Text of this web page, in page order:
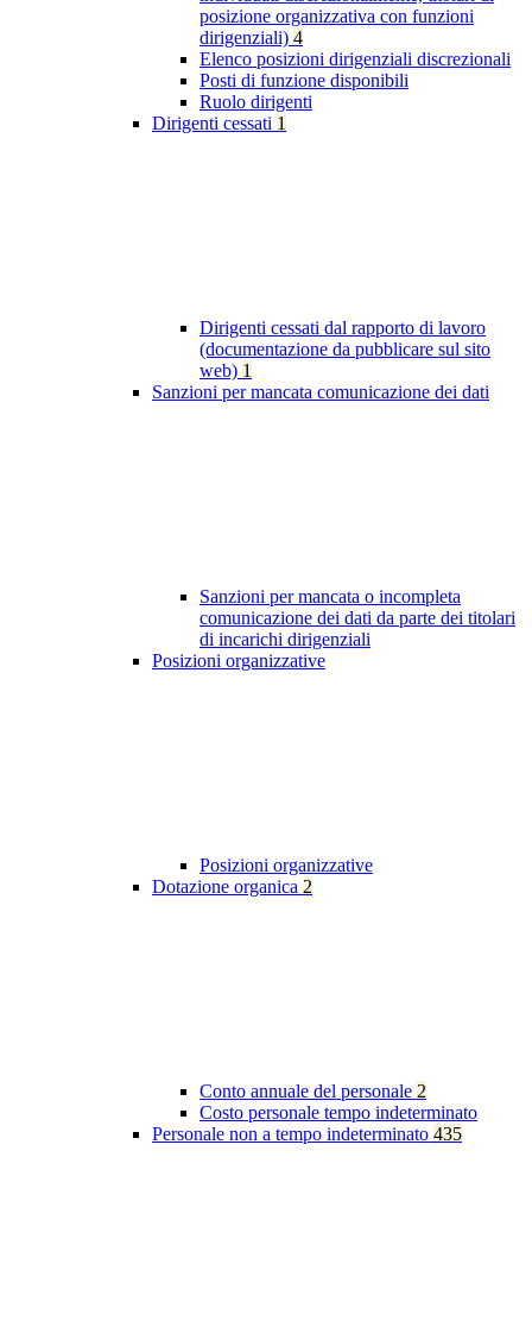
posizione organizzativa con funzioni
dirigenziali) 4
Elenco posizioni dirigenziali discrezionali
Posti di funzione disponibili
Ruolo dirigenti
Dirigenti cessati 1
Dirigenti cessati dal rapporto di lavoro
(documentazione da pubblicare sul sito
web) 1
Sanzioni per mancata comunicazione dei dati
Sanzioni per mancata o incompleta
comunicazione dei dati da parte dei titolari
di incarichi dirigenziali
Posizioni organizzative
Posizioni organizzative
Dotazione organica 2
Conto annuale del personale 2
Costo personale tempo indeterminato
Personale non a tempo indeterminato 435